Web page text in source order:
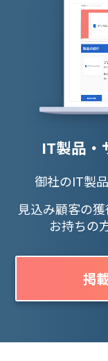
IT製品・
御社のIT製
見込み顧客の
お持ちの
掲